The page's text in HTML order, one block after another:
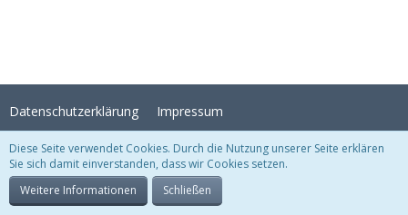
Datenschutzerklärung Impressum
Stil:Crystal Temptation , erstellt vonKittMedia
Community-Software:
Diese Seite verwendet Cookies. Durch die Nutzung unserer Seite erklären
Sie sich damit einverstanden, dass wir Cookies setzen.
Weitere Informationen
Schließen